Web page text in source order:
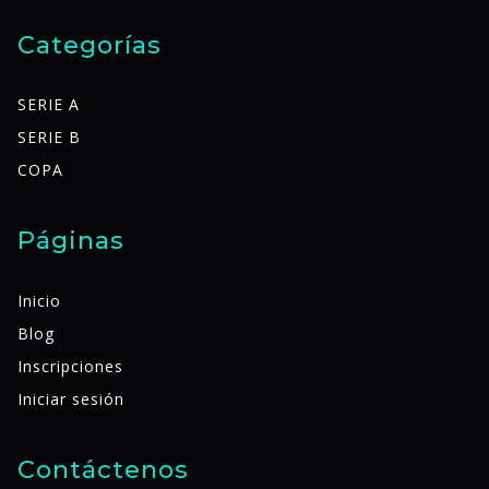
Categorías
SERIE A
SERIE B
COPA
Páginas
Inicio
Blog
Inscripciones
Iniciar sesión
Contáctenos